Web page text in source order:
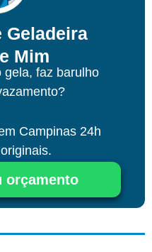
Geladeira
Mim
gela, faz barulho
Campinas 24h
orçamento